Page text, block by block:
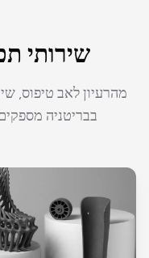
שירותי
מהרעיון לאב טיפוס,
בבריטניה